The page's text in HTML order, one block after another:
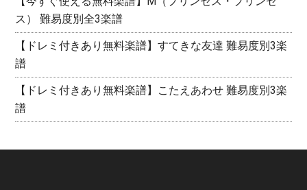
ス） 難易度別全3楽譜
【ドレミ付きあり無料楽譜】すてきな友達 難易度別3楽
譜
【ドレミ付きあり無料楽譜】こたえあわせ 難易度別3楽
譜